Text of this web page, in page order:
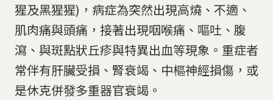
猩及黑猩猩)，病症為突然出現高燒、不適、
肌肉痛與頭痛，接著出現咽喉痛、嘔吐、腹
瀉、與斑點狀丘疹與特異出血等現象。重症者
常伴有肝臟受損、腎衰竭、中樞神經損傷，或
是休克併發多重器官衰竭。